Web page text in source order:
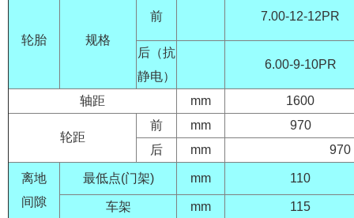
轮胎 规格
前 7.00-12-12PR
后（抗
静电）
6.00-9-10PR
轴距 mm 1600
轮距
前 mm
970
后
mm 970
离地
间隙
最低点(门架) mm 110
车架 mm 115